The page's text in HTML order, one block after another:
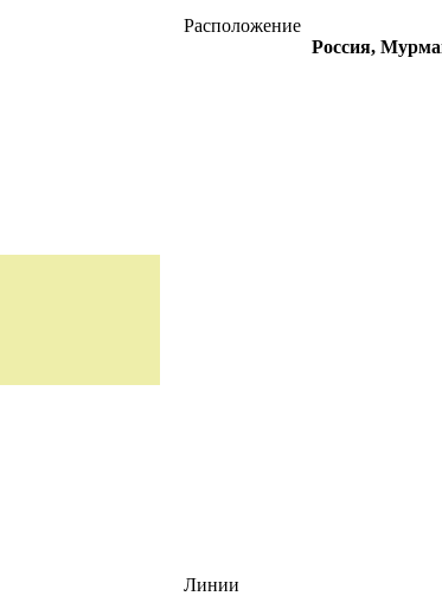
Расположение
Россия,
Линии